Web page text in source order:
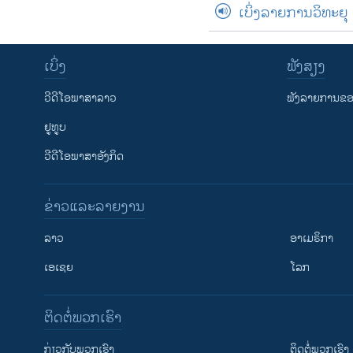
ເບິ່ງລາຍການວິທະຍຸ
ເບິ່ງ
ວີດີໂອພາສາລາວ
ຢູທູບ
ວີດີໂອພາສາອັງກິດ
ຟັງສຽງ
ຟັງລາຍການຂ
ຂ່າວແລະລາຍງານ
ລາວ
ເອເຊຍ
ອາເມຣິກາ
ໂລກ
ຕິດຕໍ່ພວກເຮົາ